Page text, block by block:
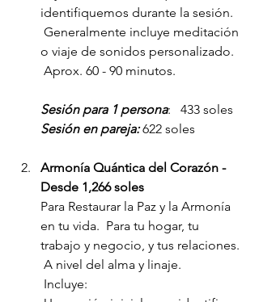
identifiquemos durante la sesión.
o viaje de sonidos personalizado.
Aprox. 60 - 90 minutos.
Sesión para 1 persona:   433 soles
Sesión en pareja: 622 soles
Armonía Quántica del Corazón -
Desde 1,266 soles
Para Restaurar la Paz y la Armonía
en tu vida.  Para tu hogar, tu
trabajo y negocio, y tus relaciones.
A nivel del alma y linaje.
Incluye: